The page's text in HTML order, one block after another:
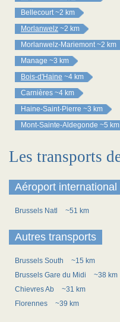
Bellecourt ~2 km
Morlanwelz ~2 km
Morlanwelz-Mariemont ~2 km
Manage ~3 km
Bois-d'Haine ~4 km
Carnières ~4 km
Haine-Saint-Pierre ~3 km
Mont-Sainte-Aldegonde ~5 km
Les transports
Aéroport international
Brussels Natl ~51 km
Autres transports
Brussels South
~15 km
Brussels Gare du Midi
~38 km
Chievres Ab
~31 km
Florennes
~39 km